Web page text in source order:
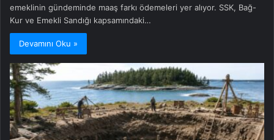
emeklinin gündeminde maaş farkı ödemeleri yer alıyor. SSK, Bağ-
Kur ve Emekli Sandığı kapsamındaki…
Devamını Oku »